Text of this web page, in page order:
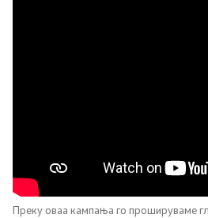
родово базирано насилство и
Проекти од областа на
Преку оваа кампања го прошируваме